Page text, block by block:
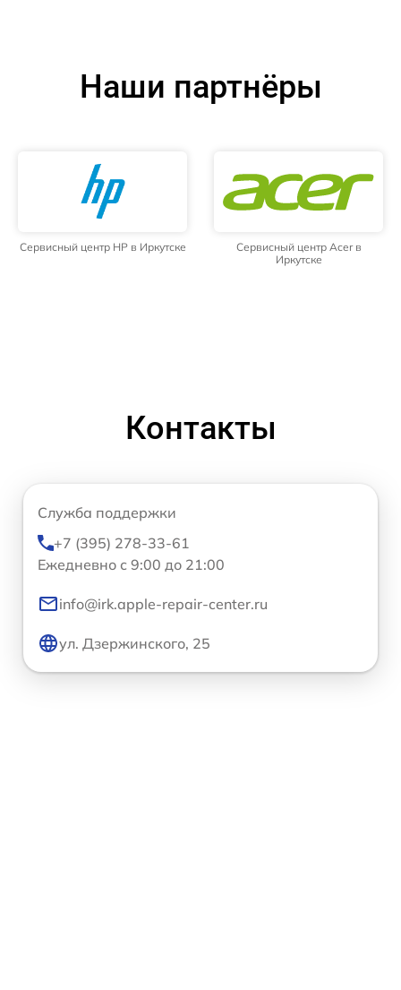
Наши партнёры
Сервисный центр HP в Иркутске
Сервисный центр Acer в
Иркутске
Контакты
Служба поддержки
+7 (395) 278-33-61
Ежедневно с 9:00 до 21:00
info@irk.apple-repair-center.ru
ул. Дзержинского, 25